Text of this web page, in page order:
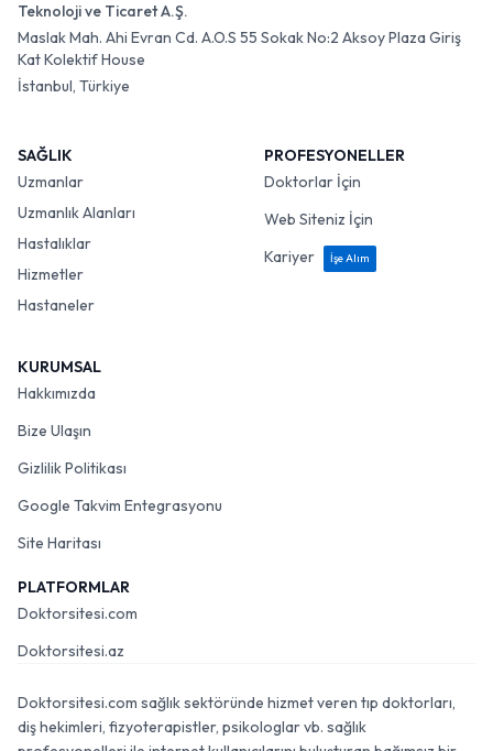
Teknoloji ve Ticaret A.Ş.
Maslak Mah. Ahi Evran Cd. A.O.S 55 Sokak No:2 Aksoy Plaza Giriş
Kat Kolektif House
İstanbul, Türkiye
SAĞLIK
Uzmanlar
Uzmanlık Alanları
Hastalıklar
Hizmetler
Hastaneler
PROFESYONELLER
Doktorlar İçin
Web Siteniz İçin
Kariyer
İşe Alım
KURUMSAL
Hakkımızda
Bize Ulaşın
Gizlilik Politikası
Google Takvim Entegrasyonu
Site Haritası
PLATFORMLAR
Doktorsitesi.com
Doktorsitesi.az
Doktorsitesi.com sağlık sektöründe hizmet veren tıp doktorları,
diş hekimleri, fizyoterapistler, psikologlar vb. sağlık